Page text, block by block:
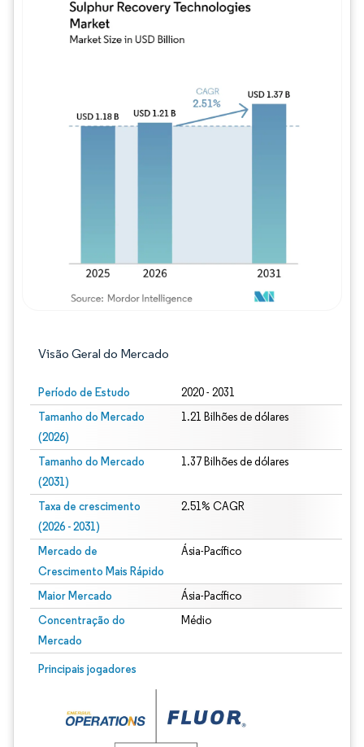
Visão Geral do Mercado
Período de Estudo 2020 - 2031
Tamanho do Mercado
(2026)
1.21 Bilhões de dólares
Tamanho do Mercado
(2031)
1.37 Bilhões de dólares
Taxa de crescimento
(2026 - 2031)
2.51% CAGR
Mercado de
Crescimento Mais Rápido
Ásia-Pacífico
Maior Mercado Ásia-Pacífico
Concentração do
Mercado
Médio
Principais jogadores
Imagem © Mordor Intelligence. O reuso requer atribuição conforme CC BY 4.0.